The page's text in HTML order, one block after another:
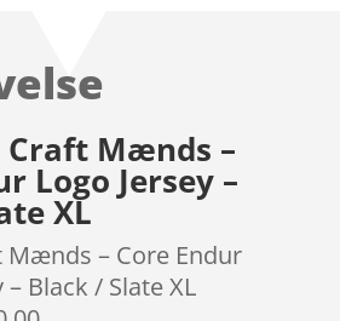
Craft Mænds –
Logo Jersey –
XL
Mænds – Core Endur
– Black / Slate XL